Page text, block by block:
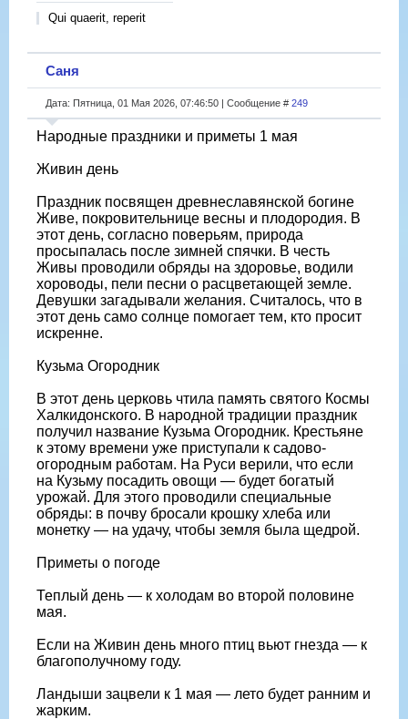
Qui quaerit, reperit
Саня
Дата: Пятница, 01 Мая 2026, 07:46:50 | Сообщение # 249
Народные праздники и приметы 1 мая
Живин день
Праздник посвящен древнеславянской богине
Живе, покровительнице весны и плодородия. В
этот день, согласно поверьям, природа
просыпалась после зимней спячки. В честь
Живы проводили обряды на здоровье, водили
хороводы, пели песни о расцветающей земле.
Девушки загадывали желания. Считалось, что в
этот день само солнце помогает тем, кто просит
искренне.
Кузьма Огородник
В этот день церковь чтила память святого Космы
Халкидонского. В народной традиции праздник
получил название Кузьма Огородник. Крестьяне
к этому времени уже приступали к садово-
огородным работам. На Руси верили, что если
на Кузьму посадить овощи — будет богатый
урожай. Для этого проводили специальные
обряды: в почву бросали крошку хлеба или
монетку — на удачу, чтобы земля была щедрой.
Приметы о погоде
Теплый день — к холодам во второй половине
мая.
Если на Живин день много птиц вьют гнезда — к
благополучному году.
Ландыши зацвели к 1 мая — лето будет ранним и
жарким.